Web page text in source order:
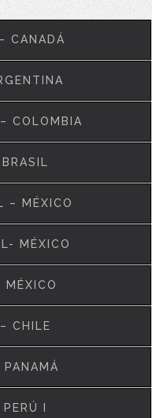
CANADÁ
COLOMBIA
– MÉXICO
MÉXICO
MÉXICO
CHILE
I